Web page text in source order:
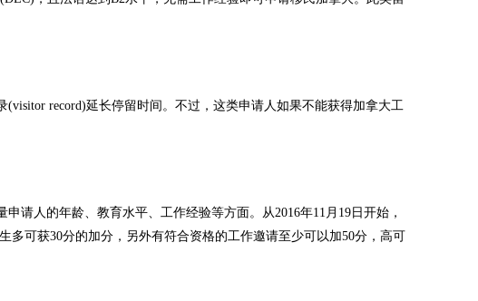
record)延长停留时间。不过，这类申请人如果不能获得加拿大工
人的年龄、教育水平、工作经验等方面。从2016年11月19日开始，
可获30分的加分，另外有符合资格的工作邀请至少可以加50分，高可